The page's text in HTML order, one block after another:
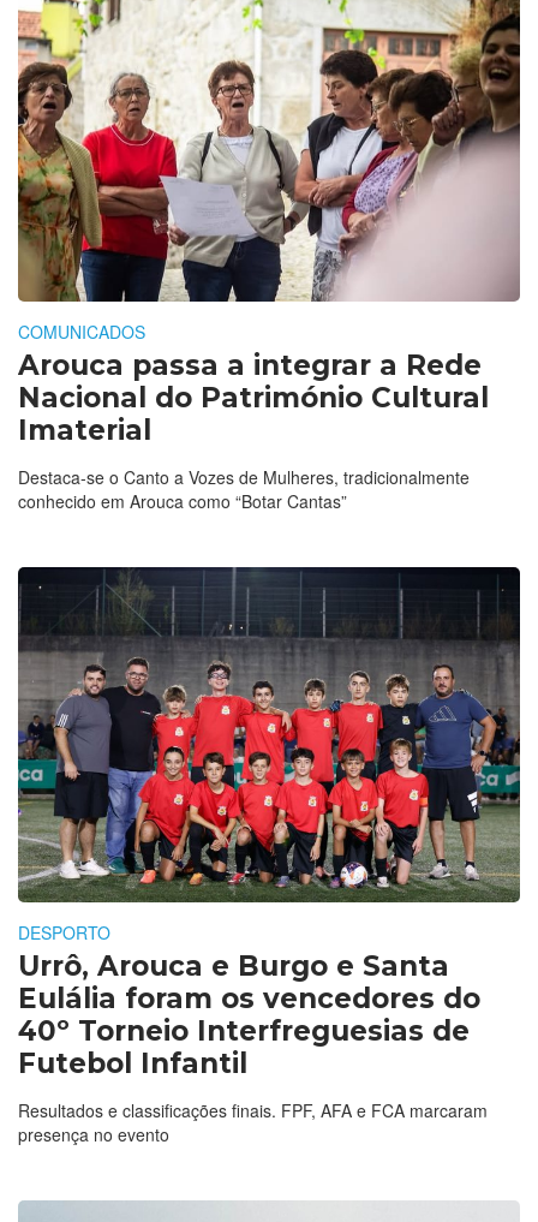
COMUNICADOS
Arouca passa a integrar a Rede
Nacional do Património Cultural
Imaterial
Destaca-se o Canto a Vozes de Mulheres, tradicionalmente
conhecido em Arouca como “Botar Cantas”
DESPORTO
Urrô, Arouca e Burgo e Santa
Eulália foram os vencedores do
40º Torneio Interfreguesias de
Futebol Infantil
Resultados e classificações finais. FPF, AFA e FCA marcaram
presença no evento